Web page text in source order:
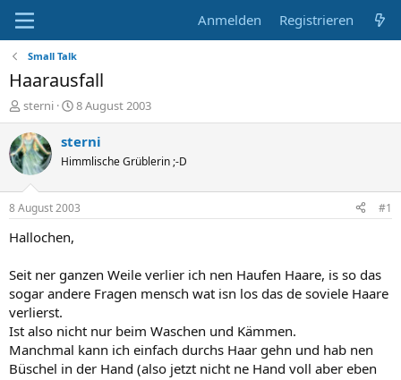
Anmelden Registrieren
Small Talk
Haarausfall
E
r
s
t
e
e
r
sterni
E
r
s
e
l
t
8 August 2003
sterni
Himmlische Grüblerin ;-D
8 August 2003 #1
Hallochen,
Seit ner ganzen Weile verlier ich nen Haufen Haare, is so das
sogar andere Fragen mensch wat isn los das de soviele Haare
verlierst.
Ist also nicht nur beim Waschen und Kämmen.
Manchmal kann ich einfach durchs Haar gehn und hab nen
Büschel in der Hand (also jetzt nicht ne Hand voll aber eben